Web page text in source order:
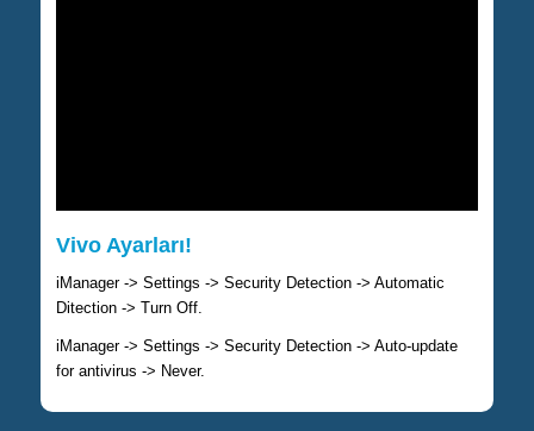
Vivo Ayarları!
iManager -> Settings -> Security Detection -> Automatic
Ditection -> Turn Off.
iManager -> Settings -> Security Detection -> Auto-update
for antivirus -> Never.